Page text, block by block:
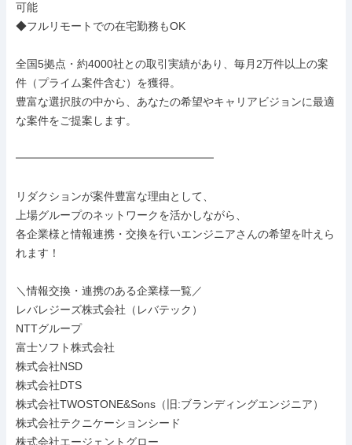
可能
◆フルリモートでの在宅勤務もOK
全国5拠点・約4000社との取引実績があり、毎月2万件以上の案
件（プライム案件含む）を獲得。
豊富な選択肢の中から、あなたの希望やキャリアビジョンに最適
な案件をご提案します。
━━━━━━━━━━━━━━━━━━
リダクションが案件豊富な理由として、
上場グループのネットワークを活かしながら、
各企業様と情報連携・交換を行いエンジニアさんの希望を叶えら
れます！
＼情報交換・連携のある企業様一覧／
レバレジーズ株式会社（レバテック）
NTTグループ
富士ソフト株式会社
株式会社NSD
株式会社DTS
株式会社TWOSTONE&Sons（旧:ブランディングエンジニア）
株式会社テクニケーションシード
株式会社エージェントグロー